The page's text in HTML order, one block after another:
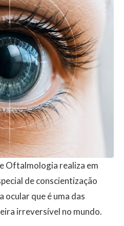
Oftalmologia realiza em
de conscientização
ocular que é uma das
irreversível no mundo.